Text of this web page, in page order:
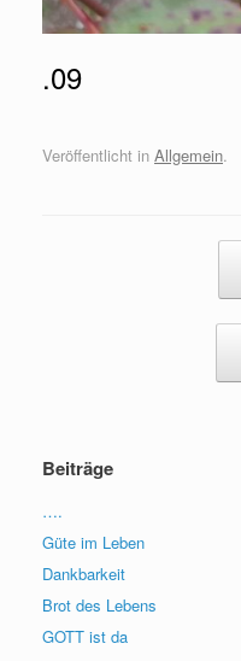
.09
Veröffentlicht in Allgemein.
Beiträge
….
Güte im Leben
Dankbarkeit
Brot des Lebens
GOTT ist da